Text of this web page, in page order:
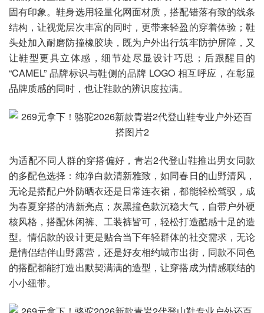
固有印象。鞋身选用轻量化网面材质，搭配错落有致的线条
结构，让视觉层次丰富的同时，更带来轻盈的穿着体验；鞋
头处加入耐磨防撞橡胶块，既为户外出行筑牢防护屏障，又
让鞋型更具立体感，细节处尽显设计巧思；后跟醒目的
“CAMEL” 品牌标识与鞋侧的品牌 LOGO 相互呼应，在彰显
品牌质感的同时，也让鞋款的辨识度拉满。
为适配不同人群的穿搭偏好，青岩2代登山鞋推出男女同款
的多配色选择：纯净白款清新雅致，如同春日的山野清风，
无论是搭配户外防晒衣还是日常连衣裙，都能轻松驾驭，成
为春夏穿搭的清新亮点；灰黑撞色款沉稳大气，自带户外硬
核风格，搭配休闲裤、工装裤皆可，轻松打造酷感十足的造
型。情侣款的设计更是贴合当下年轻群体的社交需求，无论
是情侣结伴山野露营，还是好友相约城市出街，同款不同色
的搭配都能打造出默契满满的造型，让穿搭成为情感联结的
小小纽带。